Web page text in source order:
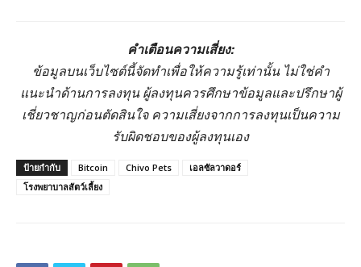
คำเตือนความเสี่ยง:
ข้อมูลบนเว็บไซต์นี้จัดทำเพื่อให้ความรู้เท่านั้น ไม่ใช่คำ
แนะนำด้านการลงทุน ผู้ลงทุนควรศึกษาข้อมูลและปรึกษาผู้
เชี่ยวชาญก่อนตัดสินใจ ความเสี่ยงจากการลงทุนเป็นความ
รับผิดชอบของผู้ลงทุนเอง
ป้ายกำกับ Bitcoin Chivo Pets
เอลซัลวาดอร์
โรงพยาบาลสัตว์เลี้ยง